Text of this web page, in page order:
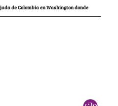
de Colombia en Washington donde